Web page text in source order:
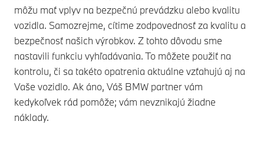
môžu mať vplyv na bezpečnú prevádzku alebo kvalitu
vozidla. Samozrejme, cítime zodpovednosť za kvalitu a
bezpečnosť našich výrobkov. Z tohto dôvodu sme
nastavili funkciu vyhľadávania. To môžete použiť na
kontrolu, či sa takéto opatrenia aktuálne vzťahujú aj na
Vaše vozidlo. Ak áno, Váš BMW partner vám
kedykoľvek rád pomôže; vám nevznikajú žiadne
náklady.